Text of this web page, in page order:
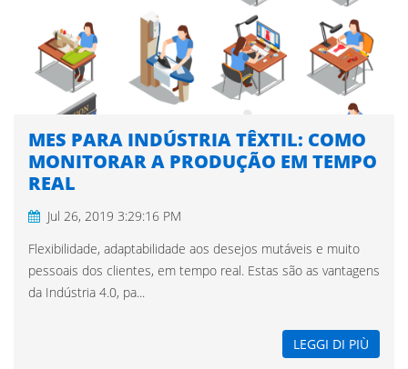
MES PARA INDÚSTRIA TÊXTIL: COMO
MONITORAR A PRODUÇÃO EM TEMPO
REAL
Jul 26, 2019 3:29:16 PM
Flexibilidade, adaptabilidade aos desejos mutáveis e muito
pessoais dos clientes, em tempo real. Estas são as vantagens
da Indústria 4.0, pa...
LEGGI DI PIÙ